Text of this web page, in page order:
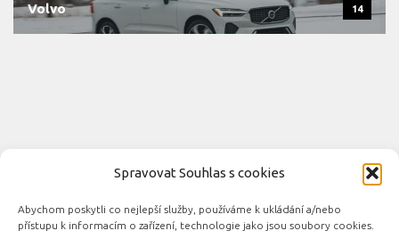
Spravovat Souhlas s cookies
Abychom poskytli co nejlepší služby, používáme k ukládání a/nebo
přístupu k informacím o zařízení, technologie jako jsou soubory cookies.
Volvo 14
Novinky automobilového průmyslu © 2026. Všechna práva